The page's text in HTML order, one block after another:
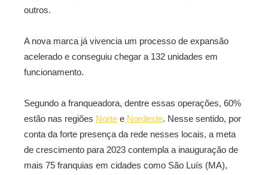
outros.
A nova marca já vivencia um processo de expansão
acelerado e conseguiu chegar a 132 unidades em
funcionamento.
Segundo a franqueadora, dentre essas operações, 60%
estão nas regiões Norte e Nordeste. Nesse sentido, por
conta da forte presença da rede nesses locais, a meta
de crescimento para 2023 contempla a inauguração de
mais 75 franquias em cidades como São Luís (MA),